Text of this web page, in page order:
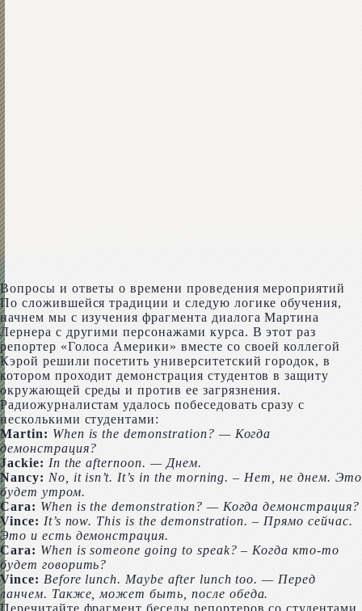
Вопросы и ответы о времени проведения мероприятий
По сложившейся традиции и следую логике обучения,
начнем мы с изучения фрагмента диалога Мартина
Лернера с другими персонажами курса. В этот раз
репортер «Голоса Америки» вместе со своей коллегой
Кэрой решили посетить университетский городок, в
котором проходит демонстрация студентов в защиту
окружающей среды и против ее загрязнения.
Радиожурналистам удалось побеседовать сразу с
несколькими студентами:
Mar­tin: When is the demon­stra­tion? — Когда
демонстрация?
Jack­ie: In the after­noon. — Днем.
Nan­cy: No, it isn’t. It’s in the morn­ing. – Нет, не днем. Это
будет утром.
Cara: When is the demon­stra­tion? — Когда демонстрация?
Vince: It’s now. This is the demon­stra­tion. – Прямо сейчас.
Это и есть демонстрация.
Cara: When is some­one going to speak? – Когда кто-то
будет говорить?
Vince: Before lunch. Maybe after lunch too. — Перед
ланчем. Также, может быть, после обеда.
Перечитайте фрагмент беседы репортеров со студентами.